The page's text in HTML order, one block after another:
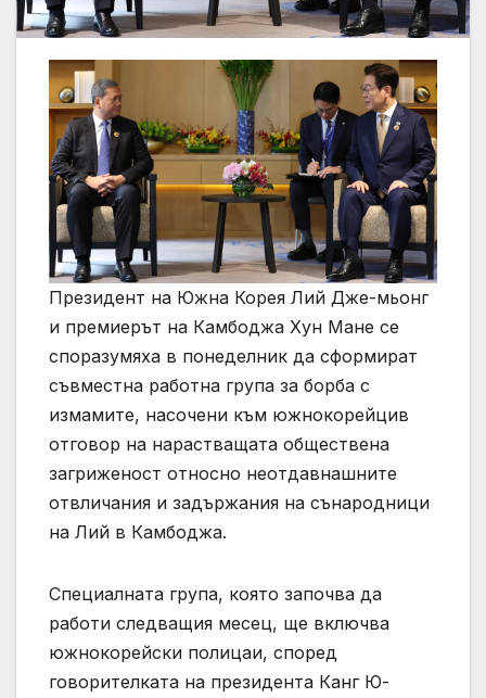
Президент на Южна Корея Лий Дже-мьонг
и премиерът на Камбоджа Хун Мане се
споразумяха в понеделник да сформират
съвместна работна група за борба с
измамите, насочени към южнокорейцив
отговор на нарастващата обществена
загриженост относно неотдавнашните
отвличания и задържания на сънародници
на Лий в Камбоджа.
Специалната група, която започва да
работи следващия месец, ще включва
южнокорейски полицаи, според
говорителката на президента Канг Ю-